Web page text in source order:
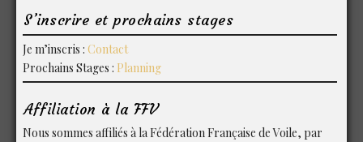
S’inscrire et prochains stages
Je m’inscris :Contact
Prochains Stages : Planning
Affiliation à la FFV
Nous sommes affiliés à la Fédération Française de Voile, par